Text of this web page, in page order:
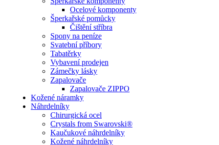
Ocelové komponenty
Šperkařské pomůcky
Čištění stříbra
Spony na peníze
Svatební příbory
Tabatěrky
Vybavení prodejen
Zámečky lásky
Zapalovače
Zapalovače ZIPPO
Kožené náramky
Náhrdelníky
Chirurgická ocel
Crystals from Swarovski®
Kaučukové náhrdelníky
Kožené náhrdelníky